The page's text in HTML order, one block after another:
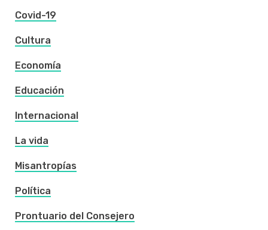
Covid-19
Cultura
Economía
Educación
Internacional
La vida
Misantropías
Política
Prontuario del Consejero